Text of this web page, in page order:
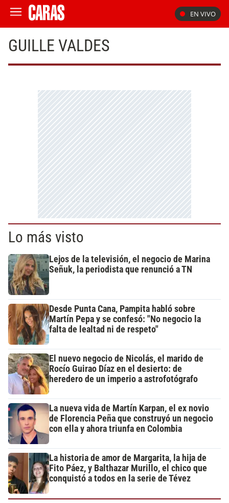
EN VIVO
GUILLE VALDES
Lo más visto
Lejos de la televisión, el negocio de Marina
Señuk, la periodista que renunció a TN
Desde Punta Cana, Pampita habló sobre
Martín Pepa y se confesó: "No negocio la
falta de lealtad ni de respeto"
El nuevo negocio de Nicolás, el marido de
Rocío Guirao Díaz en el desierto: de
heredero de un imperio a astrofotógrafo
La nueva vida de Martín Karpan, el ex novio
de Florencia Peña que construyó un negocio
con ella y ahora triunfa en Colombia
La historia de amor de Margarita, la hija de
Fito Páez, y Balthazar Murillo, el chico que
conquistó a todos en la serie de Tévez